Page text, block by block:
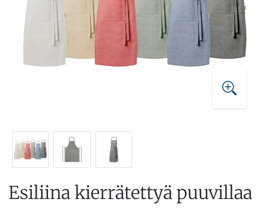
Esiliina kierrätettyä puuvillaa